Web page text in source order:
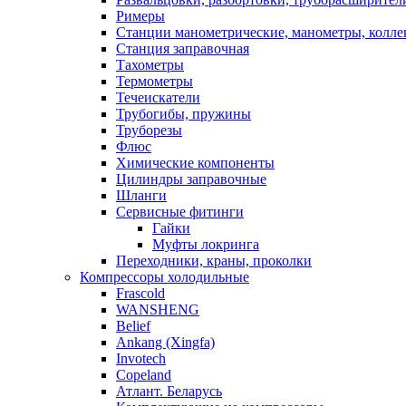
Римеры
Станции манометрические, манометры,
Станция заправочная
Тахометры
Термометры
Течеискатели
Трубогибы, пружины
Труборезы
Флюс
Химические компоненты
Цилиндры заправочные
Шланги
Сервисные фитинги
Гайки
Муфты локринга
Переходники, краны, проколки
Компрессоры холодильные
Frascold
WANSHENG
Belief
Ankang (Xingfa)
Invotech
Copeland
Атлант. Беларусь